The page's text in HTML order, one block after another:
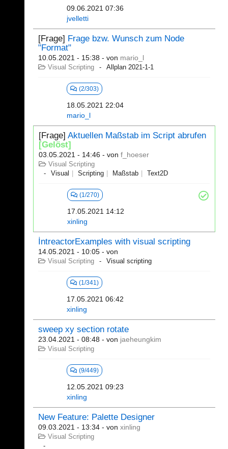
09.06.2021 07:36
jvelletti
[Frage] Frage bzw. Wunsch zum Node
"Format"
10.05.2021 - 15:38 - von mario_l
Visual Scripting Allplan 2021-1-1
(2/303)
18.05.2021 22:04
mario_l
[Frage] Aktuellen Maßstab im Script abrufen
[Gelöst]
03.05.2021 - 14:46 - von f_hoeser
Visual Scripting
Visual
Scripting Maßstab Text2D
(1/270)
17.05.2021 14:12
xinling
İntreactorExamples with visual scripting
14.05.2021 - 10:05 - von
Visual Scripting Visual scripting
(1/341)
17.05.2021 06:42
xinling
sweep xy section rotate
23.04.2021 - 08:48 - von jaeheungkim
Visual Scripting
(9/449)
12.05.2021 09:23
xinling
New Feature: Palette Designer
09.03.2021 - 13:34 - von xinling
Visual Scripting